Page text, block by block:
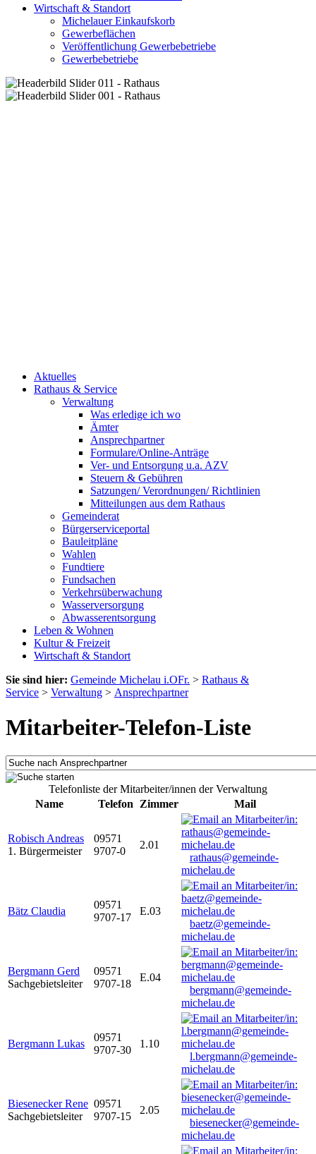
Wirtschaft & Standort
Michelauer Einkaufskorb
Gewerbeflächen
Veröffentlichung Gewerbebetriebe
Gewerbebetriebe
Aktuelles
Rathaus & Service
Verwaltung
Was erledige ich wo
Ämter
Ansprechpartner
Formulare/Online-Anträge
Ver- und Entsorgung u.a. AZV
Steuern & Gebühren
Satzungen/ Verordnungen/ Richtlinien
Mitteilungen aus dem Rathaus
Gemeinderat
Bürgerserviceportal
Bauleitpläne
Wahlen
Fundtiere
Fundsachen
Verkehrsüberwachung
Wasserversorgung
Abwasserentsorgung
Leben & Wohnen
Kultur & Freizeit
Wirtschaft & Standort
Sie sind hier: Gemeinde Michelau i.OFr. > Rathaus &
Service > Verwaltung > Ansprechpartner
Mitarbeiter-Telefon-Liste
Telefonliste der Mitarbeiter/innen der Verwaltung
Name
Telefon Zimmer Mail
Robisch Andreas
1. Bürgermeister
09571
9707-0
2.01
rathaus@gemeinde-
michelau.de
Bätz Claudia
09571
9707-17
E.03
baetz@gemeinde-
michelau.de
Bergmann Gerd
Sachgebietsleiter
09571
9707-18
E.04
bergmann@gemeinde-
michelau.de
Bergmann Lukas
09571
9707-30
1.10
l.bergmann@gemeinde-
michelau.de
Biesenecker Rene
Sachgebietsleiter
09571
9707-15
2.05
biesenecker@gemeinde-
michelau.de